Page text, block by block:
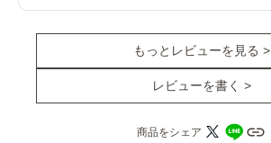
もっとレビューを見る >
レビューを書く >
商品をシェア